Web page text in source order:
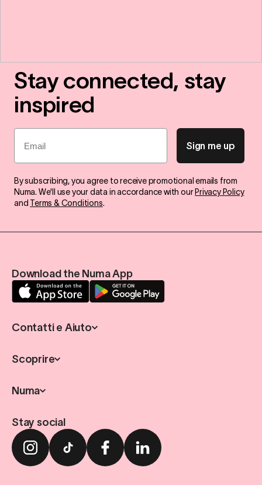
Stay connected, stay
inspired
Email
Sign me up
By subscribing, you agree to receive promotional emails from
Numa. We'll use your data in accordance with our Privacy Policy
and Terms & Conditions.
Download the Numa App
Contatti e Aiuto
Scoprire
Numa
Stay social